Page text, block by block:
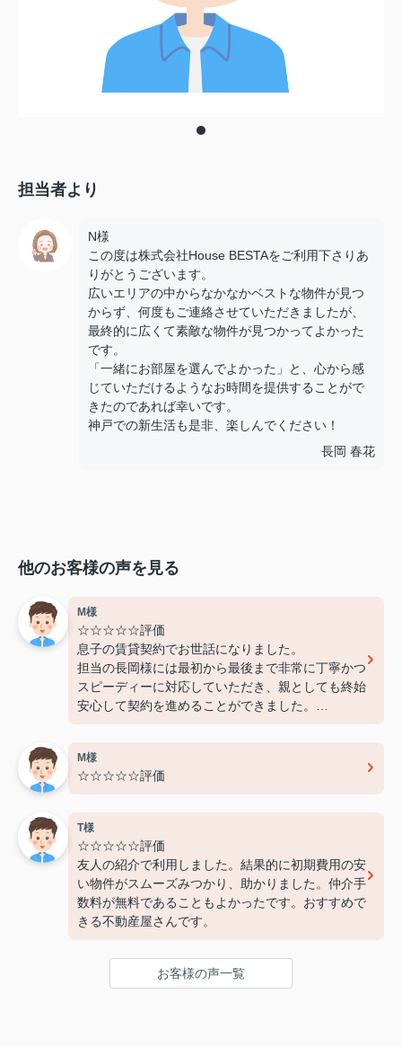
担当者より
N様
この度は株式会社House BESTAをご利用下さりあ
りがとうございます。
広いエリアの中からなかなかベストな物件が見つ
からず、何度もご連絡させていただきましたが、
最終的に広くて素敵な物件が見つかってよかった
です。
「一緒にお部屋を選んでよかった」と、心から感
じていただけるようなお時間を提供することがで
きたのであれば幸いです。
神戸での新生活も是非、楽しんでください！
長岡 春花
他のお客様の声を見る
M様
☆☆☆☆☆評価
息子の賃貸契約でお世話になりました。
担当の長岡様には最初から最後まで非常に丁寧かつ
スピーディーに対応していただき、親としても終始
安心して契約を進めることができました。
また機会があればぜひ利用させていただきたいと思
います。本当にありがとうございました！
M様
☆☆☆☆☆評価
T様
☆☆☆☆☆評価
友人の紹介で利用しました。結果的に初期費用の安
い物件がスムーズみつかり、助かりました。仲介手
数料が無料であることもよかったです。おすすめで
きる不動産屋さんです。
お客様の声一覧